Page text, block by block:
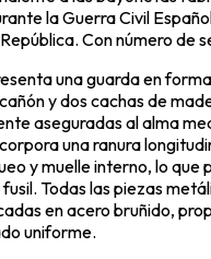
la Guerra Civil
Con número de
una guarda en
y dos cachas de
aseguradas al alma
una ranura
y muelle interno, lo que
Todas las piezas
en acero bruñido,
uniforme.